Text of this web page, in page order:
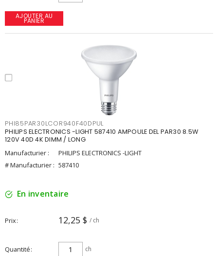
AJOUTER AU
PANIER
PHI85PAR30LCOR940F40DPUL
PHILIPS ELECTRONICS -LIGHT 587410 AMPOULE DEL PAR30 8.5W
120V 40D 4K DIMM / LONG
Manufacturier :
PHILIPS ELECTRONICS -LIGHT
# Manufacturier : 587410
En inventaire
Prix 12,25 $ / ch
Quantité ch